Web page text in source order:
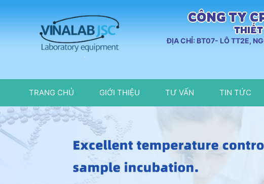
CÔNG TY
ĐỊA CHỈ: BT07- LÔ TT2E,
TRANG CHỦ GIỚI THIỆU TƯ VẤN TIN TỨC